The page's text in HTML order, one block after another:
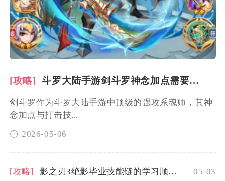
[攻略] 斗罗大陆手游剑斗罗神念加点需要注意什么打击技巧
剑斗罗作为斗罗大陆手游中顶级的强攻系魂师，其神
念加点与打击技...
2026-05-06
[攻略] 影之刃3绝影毕业技能链的学习顺序有要求吗 05-03